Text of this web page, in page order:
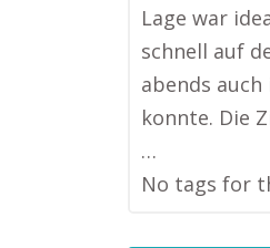
Lage war
schnell auf
abends
konnte. Die
…
No tags for